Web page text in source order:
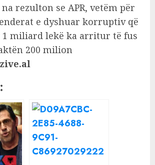
rezulton se APR, vetëm për
e dyshuar korruptiv që
miliard lekë ka arritur të fus
200 milion